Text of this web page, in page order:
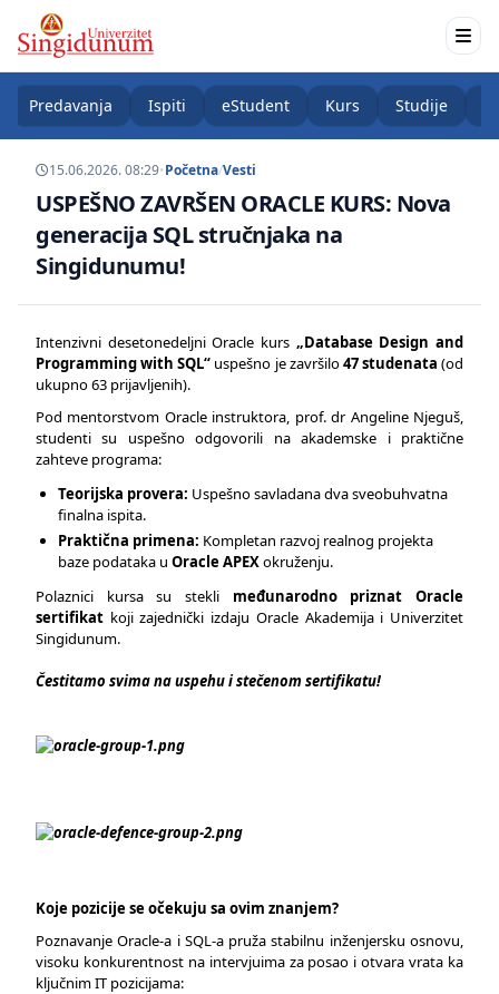
Predavanja Ispiti eStudent Kurs Studije
15.06.2026. 08:29•Početna/Vesti
USPEŠNO ZAVRŠEN ORACLE KURS: Nova
generacija SQL stručnjaka na
Singidunumu!
Intenzivni desetonedeljni Oracle kurs „Database Design and
Programming with SQL“ uspešno je završilo47 studenata (od
ukupno 63 prijavljenih).
Pod mentorstvom Oracle instruktora, prof. dr Angeline Njeguš,
studenti su uspešno odgovorili na akademske i praktične
zahteve programa:
Teorijska provera: Uspešno savladana dva sveobuhvatna
finalna ispita.
Praktična primena: Kompletan razvoj realnog projekta
baze podataka u Oracle APEXokruženju.
Polaznici kursa su stekli međunarodno priznat Oracle
sertifikat koji zajednički izdaju Oracle Akademija i Univerzitet
Singidunum.
Čestitamo svima na uspehu i stečenom sertifikatu!
Koje pozicije se očekuju sa ovim znanjem?
Poznavanje Oracle-a i SQL-a pruža stabilnu inženjersku osnovu,
visoku konkurentnost na intervjuima za posao i otvara vrata ka
ključnim IT pozicijama: